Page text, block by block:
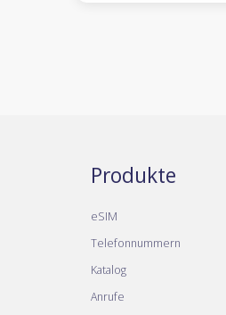
Produkte
eSIM
Telefonnummern
Katalog
Anrufe